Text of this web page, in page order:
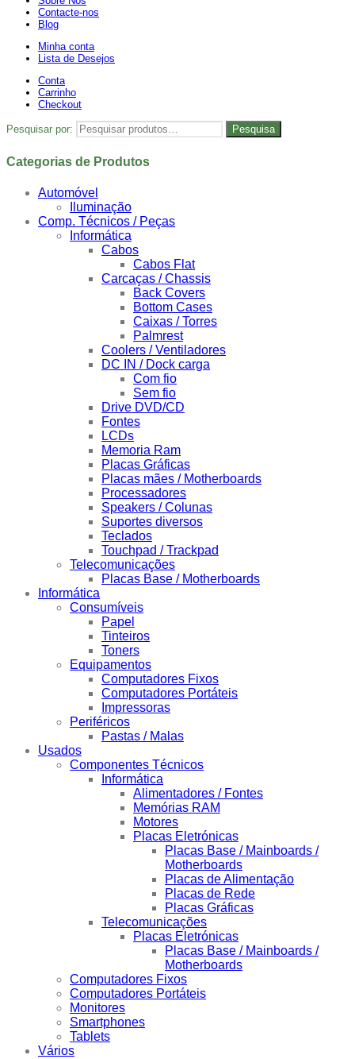
Contacte-nos
Blog
Minha conta
Lista de Desejos
Conta
Carrinho
Checkout
Pesquisar por: Pesquisa
Categorias de Produtos
Automóvel
Iluminação
Comp. Técnicos / Peças
Informática
Cabos
Cabos Flat
Carcaças / Chassis
Back Covers
Bottom Cases
Caixas / Torres
Palmrest
Coolers / Ventiladores
DC IN / Dock carga
Com fio
Sem fio
Drive DVD/CD
Fontes
LCDs
Memoria Ram
Placas Gráficas
Placas mães / Motherboards
Processadores
Speakers / Colunas
Suportes diversos
Teclados
Touchpad / Trackpad
Telecomunicações
Placas Base / Motherboards
Informática
Consumíveis
Papel
Tinteiros
Toners
Equipamentos
Computadores Fixos
Computadores Portáteis
Impressoras
Periféricos
Pastas / Malas
Usados
Componentes Técnicos
Informática
Alimentadores / Fontes
Memórias RAM
Motores
Placas Eletrónicas
Placas Base / Mainboards /
Motherboards
Placas de Alimentação
Placas de Rede
Placas Gráficas
Telecomunicações
Placas Eletrónicas
Placas Base / Mainboards /
Motherboards
Computadores Fixos
Computadores Portáteis
Monitores
Smartphones
Tablets
Vários